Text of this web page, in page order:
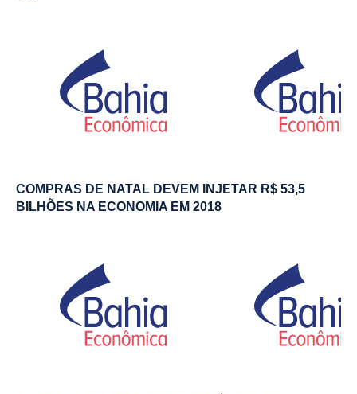
COMPRAS DE NATAL DEVEM INJETAR R$ 53,5
BILHÕES NA ECONOMIA EM 2018